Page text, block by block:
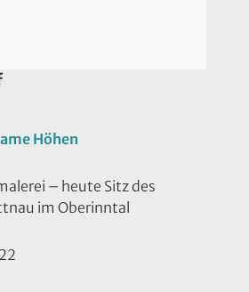
Höhen
– heute Sitz des
im Oberinntal